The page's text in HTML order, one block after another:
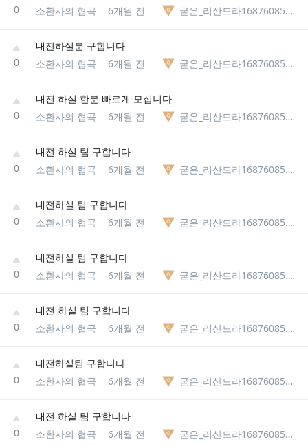
0
소환사의 협곡
6개월 전 굳은_리산드라1687608561081
0
내전하실분 구합니다
소환사의 협곡
6개월 전 굳은_리산드라1687608561081
0
내전 하실 한분 빠르게 모십니다
소환사의 협곡
6개월 전 굳은_리산드라1687608561081
0
내전 하실 팀 구합니다
소환사의 협곡
6개월 전 굳은_리산드라1687608561081
0
내전하실 팀 구합니다
소환사의 협곡
6개월 전 굳은_리산드라1687608561081
0
내전하실 팀 구합니다
소환사의 협곡
6개월 전 굳은_리산드라1687608561081
0
내전 하실 팀 구합니다
소환사의 협곡
6개월 전 굳은_리산드라1687608561081
0
내전하실팀 구합니다
소환사의 협곡
6개월 전 굳은_리산드라1687608561081
0
내전 하실 팀 구합니다
소환사의 협곡
6개월 전 굳은_리산드라1687608561081